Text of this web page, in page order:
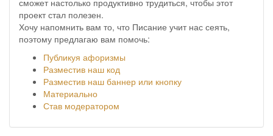
проект стал полезен.
Хочу напомнить вам то, что Писание учит нас сеять,
поэтому предлагаю вам помочь:
Публикуя афоризмы
Разместив наш код
Разместив наш баннер или кнопку
Материально
Став модератором